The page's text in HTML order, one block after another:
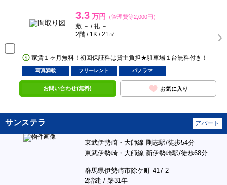
3.3 万円 （管理費等2,000円）
敷 － / 礼 －
2階 / 1K / 21㎡
家賃１ヶ月無料！初回保証料は貸主負担★駐車場１台無料付き！
写真満載 フリーレント パノラマ
お問い合わせ(無料) お気に入り
サンステラ アパート
東武伊勢崎・大師線 剛志駅/徒歩54分
東武伊勢崎・大師線 新伊勢崎駅/徒歩68分
群馬県伊勢崎市除ケ町 417-2
2階建 / 築31年